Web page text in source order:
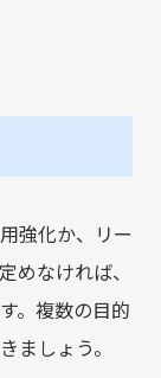
強化か、リー
めなければ、
。複数の目的
ましょう。